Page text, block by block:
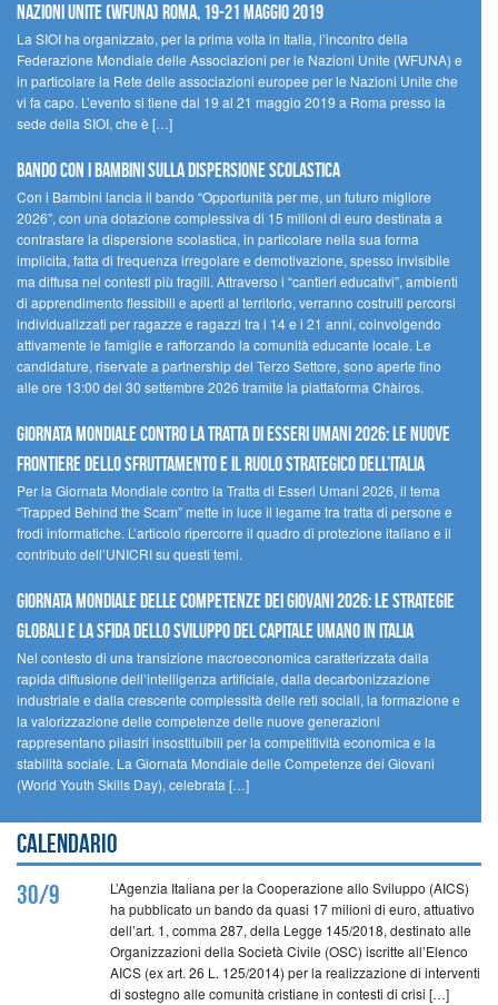
Nazioni Unite (WFUNA) Roma, 19-21 maggio 2019
La SIOI ha organizzato, per la prima volta in Italia, l’incontro della
Federazione Mondiale delle Associazioni per le Nazioni Unite (WFUNA) e
in particolare la Rete delle associazioni europee per le Nazioni Unite che
vi fa capo. L’evento si tiene dal 19 al 21 maggio 2019 a Roma presso la
sede della SIOI, che è […]
Bando Con i Bambini sulla dispersione scolastica
Con i Bambini lancia il bando “Opportunità per me, un futuro migliore
2026”, con una dotazione complessiva di 15 milioni di euro destinata a
contrastare la dispersione scolastica, in particolare nella sua forma
implicita, fatta di frequenza irregolare e demotivazione, spesso invisibile
ma diffusa nei contesti più fragili. Attraverso i “cantieri educativi”, ambienti
di apprendimento flessibili e aperti al territorio, verranno costruiti percorsi
individualizzati per ragazze e ragazzi tra i 14 e i 21 anni, coinvolgendo
attivamente le famiglie e rafforzando la comunità educante locale. Le
candidature, riservate a partnership del Terzo Settore, sono aperte fino
alle ore 13:00 del 30 settembre 2026 tramite la piattaforma Chàiros.
GIORNATA MONDIALE CONTRO LA TRATTA DI ESSERI UMANI 2026: LE NUOVE
FRONTIERE DELLO SFRUTTAMENTO E IL RUOLO STRATEGICO DELL’ITALIA
Per la Giornata Mondiale contro la Tratta di Esseri Umani 2026, il tema
“Trapped Behind the Scam” mette in luce il legame tra tratta di persone e
frodi informatiche. L’articolo ripercorre il quadro di protezione italiano e il
contributo dell’UNICRI su questi temi.
GIORNATA MONDIALE DELLE COMPETENZE DEI GIOVANI 2026: LE STRATEGIE
GLOBALI E LA SFIDA DELLO SVILUPPO DEL CAPITALE UMANO IN ITALIA
Nel contesto di una transizione macroeconomica caratterizzata dalla
rapida diffusione dell’intelligenza artificiale, dalla decarbonizzazione
industriale e dalla crescente complessità delle reti sociali, la formazione e
la valorizzazione delle competenze delle nuove generazioni
rappresentano pilastri insostituibili per la competitività economica e la
stabilità sociale. La Giornata Mondiale delle Competenze dei Giovani
(World Youth Skills Day), celebrata […]
Calendario
30/9
L’Agenzia Italiana per la Cooperazione allo Sviluppo (AICS)
ha pubblicato un bando da quasi 17 milioni di euro, attuativo
dell’art. 1, comma 287, della Legge 145/2018, destinato alle
Organizzazioni della Società Civile (OSC) iscritte all’Elenco
AICS (ex art. 26 L. 125/2014) per la realizzazione di interventi
di sostegno alle comunità cristiane in contesti di crisi […]